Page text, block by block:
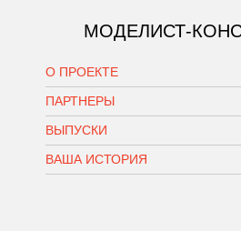
МОДЕЛИСТ-
О ПРОЕКТЕ
ПАРТНЕРЫ
ВЫПУСКИ
ВАША ИСТОРИЯ